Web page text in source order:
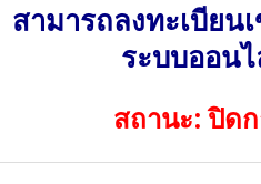
สามารถลงทะเบีย
ระบบออน
สถานะ: ปิด